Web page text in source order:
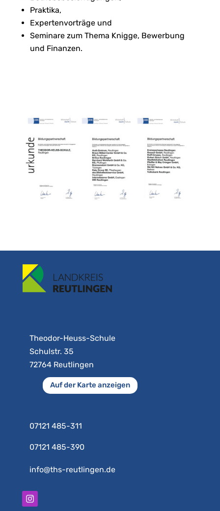
Praktika,
Expertenvorträge und
Seminare zum Thema Knigge, Bewerbung
und Finanzen.
Theodor-Heuss-Schule
Schulstr. 35
72764 Reutlingen
Auf der Karte anzeigen
07121 485-311
07121 485-390
info@ths-reutlingen.de